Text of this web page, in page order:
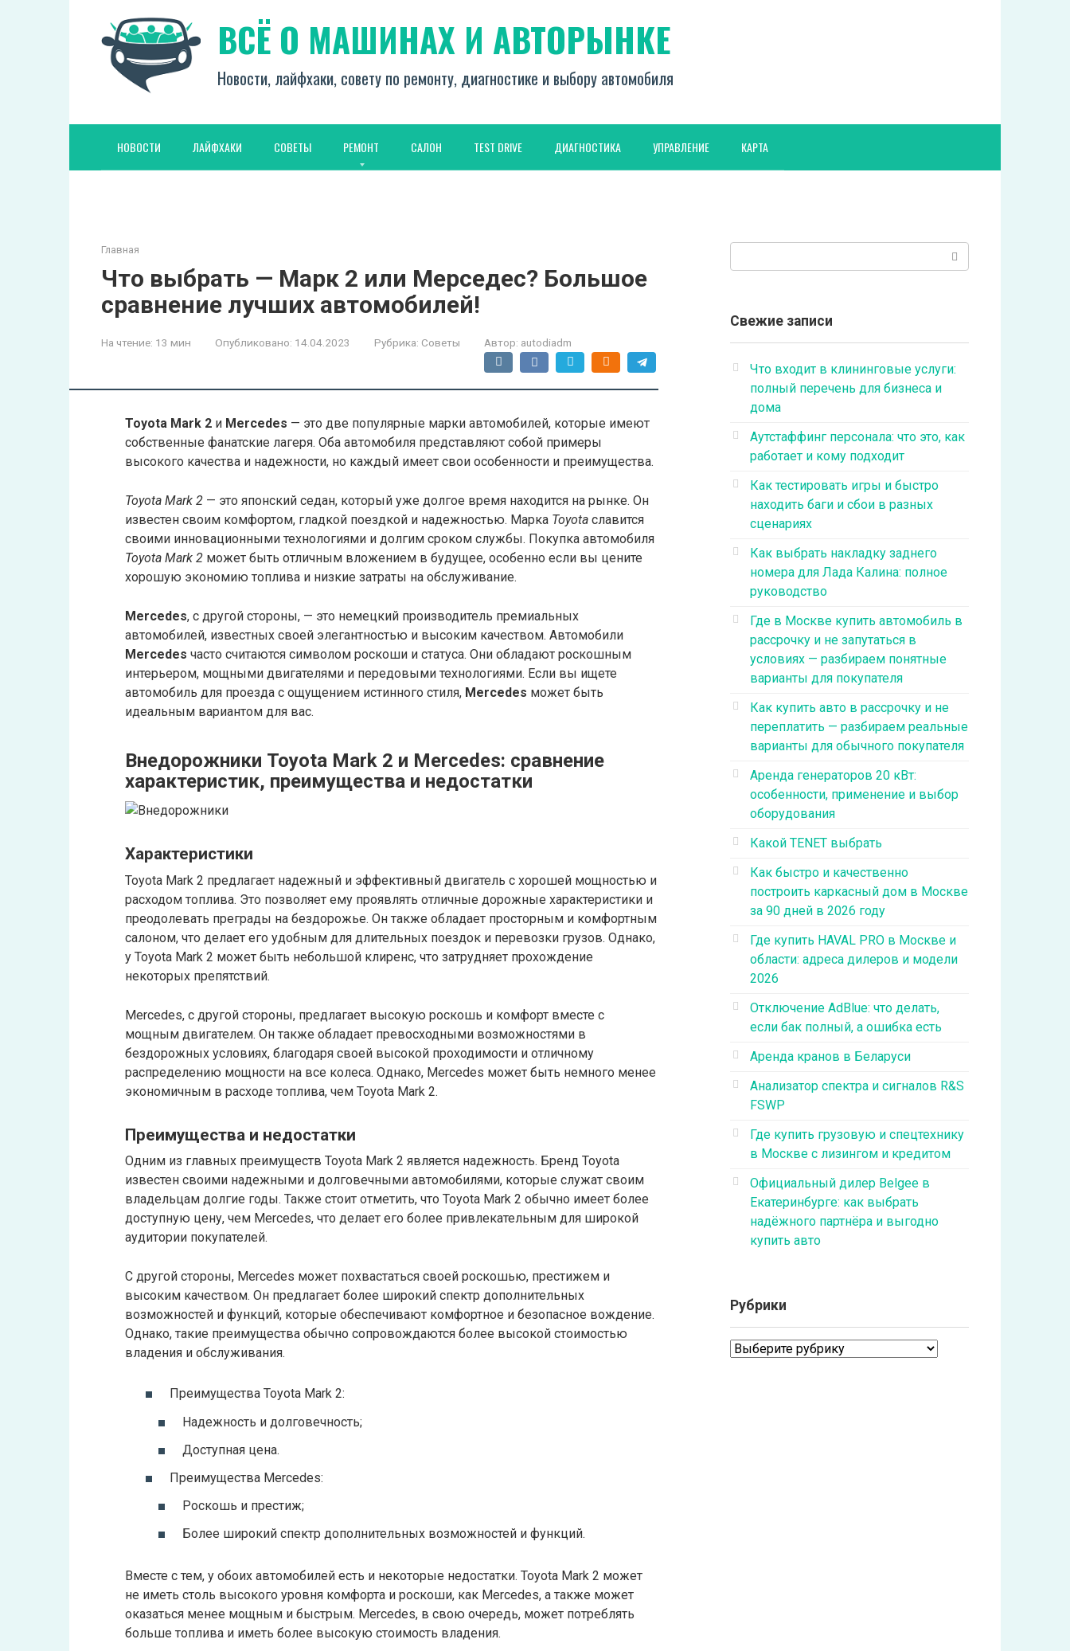
ВСЁ О МАШИНАХ И АВТОРЫНКЕ
Новости, лайфхаки, совету по ремонту, диагностике и выбору автомобиля
НОВОСТИ ЛАЙФХАКИ СОВЕТЫ РЕМОНТ САЛОН TEST DRIVE ДИАГНОСТИКА УПРАВЛЕНИЕ КАРТА
Главная
Что выбрать — Марк 2 или Мерседес? Большое
сравнение лучших автомобилей!
На чтение: 13 мин Опубликовано: 14.04.2023 Рубрика: Советы Автор: autodiadm
Toyota Mark 2 и Mercedes — это две популярные марки автомобилей, которые имеют
собственные фанатские лагеря. Оба автомобиля представляют собой примеры
высокого качества и надежности, но каждый имеет свои особенности и преимущества.
Toyota Mark 2 — это японский седан, который уже долгое время находится на рынке. Он
известен своим комфортом, гладкой поездкой и надежностью. Марка Toyota славится
своими инновационными технологиями и долгим сроком службы. Покупка автомобиля
Toyota Mark 2 может быть отличным вложением в будущее, особенно если вы цените
хорошую экономию топлива и низкие затраты на обслуживание.
Mercedes, с другой стороны, — это немецкий производитель премиальных
автомобилей, известных своей элегантностью и высоким качеством. Автомобили
Mercedes часто считаются символом роскоши и статуса. Они обладают роскошным
интерьером, мощными двигателями и передовыми технологиями. Если вы ищете
автомобиль для проезда с ощущением истинного стиля, Mercedes может быть
идеальным вариантом для вас.
Внедорожники Toyota Mark 2 и Mercedes: сравнение
характеристик, преимущества и недостатки
Характеристики
Toyota Mark 2 предлагает надежный и эффективный двигатель с хорошей мощностью и
расходом топлива. Это позволяет ему проявлять отличные дорожные характеристики и
преодолевать преграды на бездорожье. Он также обладает просторным и комфортным
салоном, что делает его удобным для длительных поездок и перевозки грузов. Однако,
у Toyota Mark 2 может быть небольшой клиренс, что затрудняет прохождение
некоторых препятствий.
Mercedes, с другой стороны, предлагает высокую роскошь и комфорт вместе с
мощным двигателем. Он также обладает превосходными возможностями в
бездорожных условиях, благодаря своей высокой проходимости и отличному
распределению мощности на все колеса. Однако, Mercedes может быть немного менее
экономичным в расходе топлива, чем Toyota Mark 2.
Преимущества и недостатки
Одним из главных преимуществ Toyota Mark 2 является надежность. Бренд Toyota
известен своими надежными и долговечными автомобилями, которые служат своим
владельцам долгие годы. Также стоит отметить, что Toyota Mark 2 обычно имеет более
доступную цену, чем Mercedes, что делает его более привлекательным для широкой
аудитории покупателей.
С другой стороны, Mercedes может похвастаться своей роскошью, престижем и
высоким качеством. Он предлагает более широкий спектр дополнительных
возможностей и функций, которые обеспечивают комфортное и безопасное вождение.
Однако, такие преимущества обычно сопровождаются более высокой стоимостью
владения и обслуживания.
Преимущества Toyota Mark 2:
Надежность и долговечность;
Доступная цена.
Преимущества Mercedes:
Роскошь и престиж;
Более широкий спектр дополнительных возможностей и функций.
Вместе с тем, у обоих автомобилей есть и некоторые недостатки. Toyota Mark 2 может
не иметь столь высокого уровня комфорта и роскоши, как Mercedes, а также может
оказаться менее мощным и быстрым. Mercedes, в свою очередь, может потреблять
больше топлива и иметь более высокую стоимость владения.
Свежие записи
Что входит в клининговые услуги:
полный перечень для бизнеса и
дома
Аутстаффинг персонала: что это, как
работает и кому подходит
Как тестировать игры и быстро
находить баги и сбои в разных
сценариях
Как выбрать накладку заднего
номера для Лада Калина: полное
руководство
Где в Москве купить автомобиль в
рассрочку и не запутаться в
условиях — разбираем понятные
варианты для покупателя
Как купить авто в рассрочку и не
переплатить — разбираем реальные
варианты для обычного покупателя
Аренда генераторов 20 кВт:
особенности, применение и выбор
оборудования
Какой TENET выбрать
Как быстро и качественно
построить каркасный дом в Москве
за 90 дней в 2026 году
Где купить HAVAL PRO в Москве и
области: адреса дилеров и модели
2026
Отключение AdBlue: что делать,
если бак полный, а ошибка есть
Аренда кранов в Беларуси
Анализатор спектра и сигналов R&S
FSWP
Где купить грузовую и спецтехнику
в Москве с лизингом и кредитом
Официальный дилер Belgee в
Екатеринбурге: как выбрать
надёжного партнёра и выгодно
купить авто
Рубрики
Рубрики